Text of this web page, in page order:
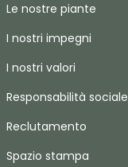
Le nostre piante
I nostri impegni
I nostri valori
Responsabilità sociale
Reclutamento
Spazio stampa